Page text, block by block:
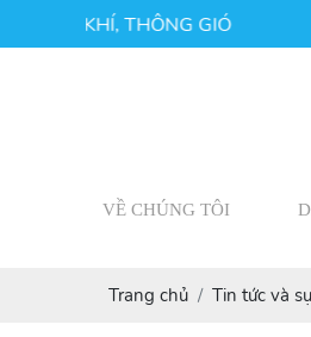
KHÍ, THÔNG GIÓ
VỀ CHÚNG TÔI
Trang chủ Tin tức và